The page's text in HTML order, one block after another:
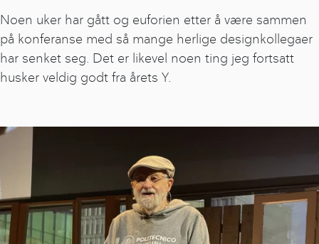
Noen uker har gått og euforien etter å være sammen
på konferanse med så mange herlige designkollegaer
har senket seg. Det er likevel noen ting jeg fortsatt
husker veldig godt fra årets Y.